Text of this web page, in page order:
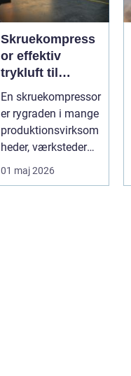
Skruekompress
or effektiv
trykluft til
industri og
værksted
En skruekompressor
er rygraden i mange
produktionsvirksom
heder, værksteder
og autohuse. Den
leverer ...
01 maj 2026